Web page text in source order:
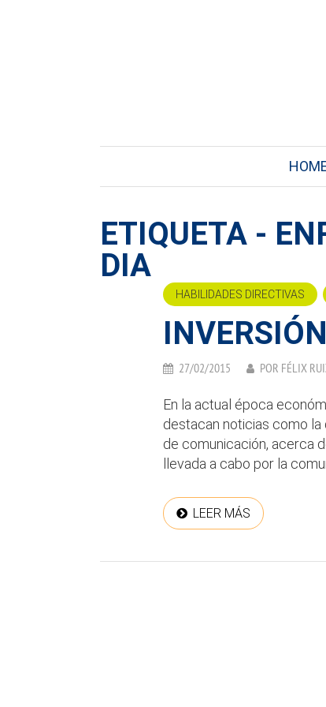
ETIQUETA -
DIA
HABILIDADES DIRECTIVAS
27/02/2015 POR FÉLIX
En la actual época
destacan noticias como la
de comunicación, acerca
llevada a cabo por la
LEER MÁS